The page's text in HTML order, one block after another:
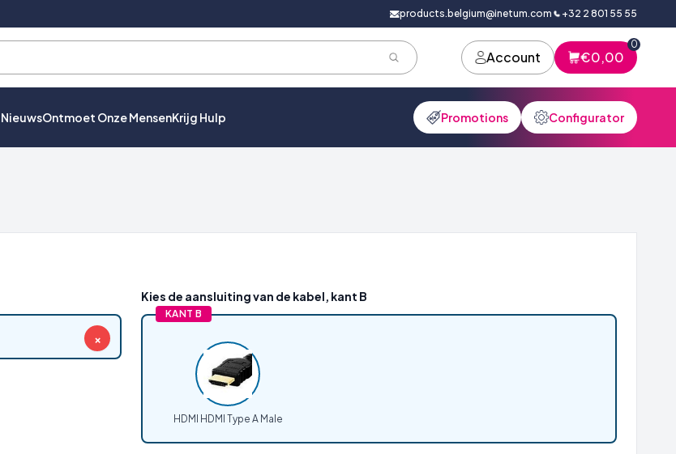
products.belgium@inetum.com +32 2 801 55 55
Account €0,00
0
Ontmoet Onze MensenKrijg Hulp Promotions Configurator
×
Kies de aansluiting van de kabel, kant B
KANT B
HDMI HDMI Type A Male